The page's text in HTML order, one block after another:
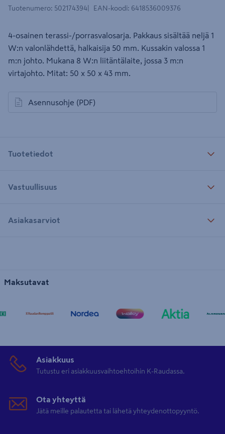
Tuotenumero: 502174394 EAN-koodi: 6418536009376
4-osainen terassi-/porrasvalosarja. Pakkaus sisältää neljä 1
W:n valonlähdettä, halkaisija 50 mm. Kussakin valossa 1
m:n johto. Mukana 8 W:n liitäntälaite, jossa 3 m:n
virtajohto. Mitat: 50 x 50 x 43 mm.
Asennusohje (PDF)
avautuu uuteen välilehteen
Tuotetiedot
Vastuullisuus
Asiakasarviot
Maksutavat
Asiakkuus
Tutustu eri asiakkuusvaihtoehtoihin K-Raudassa.
Ota yhteyttä
Jätä meille palautetta tai lähetä yhteydenottopyyntö.